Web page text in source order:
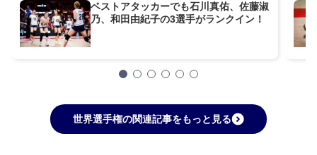
ベストアタッカーでも石川真佑、佐藤淑
乃、和田由紀子の3選手がランクイン！
世界選手権の関連記事をもっと見る